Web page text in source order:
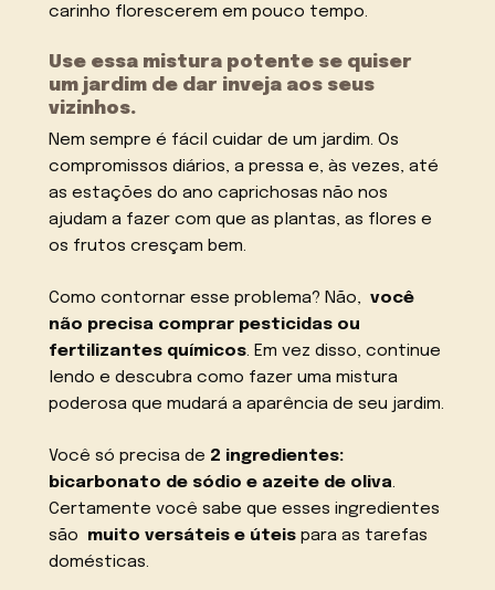
carinho florescerem em pouco tempo.
Use essa mistura potente se quiser
um jardim de dar inveja aos seus
vizinhos.
Nem sempre é fácil cuidar de um jardim. Os
compromissos diários, a pressa e, às vezes, até
as estações do ano caprichosas não nos
ajudam a fazer com que as plantas, as flores e
os frutos cresçam bem.
Como contornar esse problema? Não,você
não precisa comprar pesticidas ou
fertilizantes químicos. Em vez disso, continue
lendo e descubra como fazer uma mistura
poderosa que mudará a aparência de seu jardim.
Você só precisa de 2 ingredientes:
bicarbonato de sódio e azeite de oliva.
Certamente você sabe que esses ingredientes
são
muito versáteis e úteis para as tarefas
domésticas.